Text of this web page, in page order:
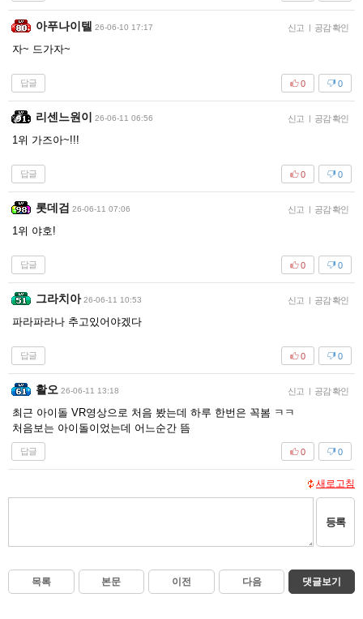
아푸나이텔 26-06-10 17:17 신고 공감 확인
자~ 드가자~
답글 0
0
리센느원이 26-06-11 06:56 신고 공감 확인
1위 가즈아~!!!
답글 0
0
롯데검 26-06-11 07:06 신고 공감 확인
1위 야호!
답글 0
0
그라치아 26-06-11 10:53 신고 공감 확인
파라파라나 추고있어야겠다
답글 0
0
활오 26-06-11 13:18 신고 공감 확인
최근 아이돌 VR영상으로 처음 봤는데 하루 한번은 꼭봄 ㅋㅋ
처음보는 아이돌이었는데 어느순간 뜸
답글 0
0
새로고침
등록
목록 본문 이전 다음 댓글보기